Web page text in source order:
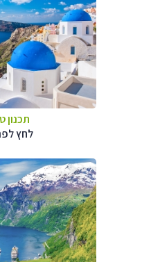
תכנון
לחץ